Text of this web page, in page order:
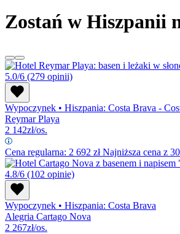
Zostań w Hiszpanii
5.0/6 (279 opinii)
Wypoczynek • Hiszpania: Costa Brava -
Reymar Playa
2 142zł/os.
Cena regularna: 2 692 złNajniższa cena z
4.8/6 (102 opinie)
Wypoczynek • Hiszpania: Costa Brava
Alegria Cartago Nova
2 267zł/os.